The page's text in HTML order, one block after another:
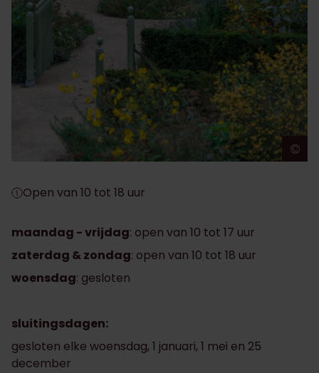
©
Open van 10 tot 18 uur
maandag - vrijdag: ​​open van 10 tot 17 uur
zaterdag & zondag:​​ open van 10 tot 18 uur
woensdag: gesloten
sluitingsdagen:
gesloten elke woensdag, 1 januari, 1 mei en 25
december